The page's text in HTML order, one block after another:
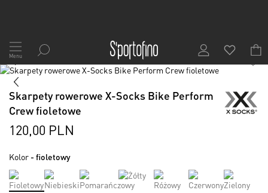
Przejdź
do
treści
Menu
Skip
the
end
the
images
1/2
Skip
the
beginning
gallery
Skarpety rowerowe X-Socks Bike Perform
Crew fioletowe
120,00 PLN
Kolor - fioletowy